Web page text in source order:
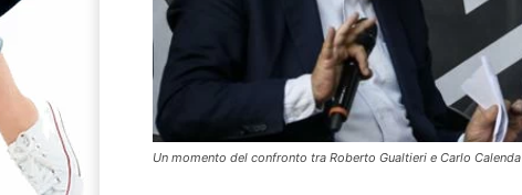
Un momento del confronto tra Roberto Gualtieri e Carlo Calenda